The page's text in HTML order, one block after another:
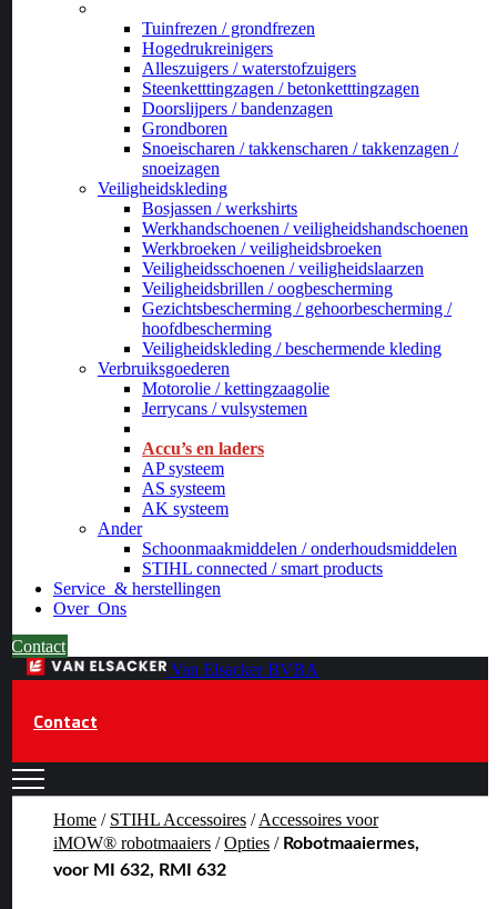
Tuinfrezen / grondfrezen
Hogedrukreinigers
Alleszuigers / waterstofzuigers
Steenketttingzagen / betonketttingzagen
Doorslijpers / bandenzagen
Grondboren
Snoeischaren / takkenscharen / takkenzagen /
snoeizagen
Veiligheidskleding
Bosjassen / werkshirts
Werkhandschoenen / veiligheidshandschoenen
Werkbroeken / veiligheidsbroeken
Veiligheidsschoenen / veiligheidslaarzen
Veiligheidsbrillen / oogbescherming
Gezichtsbescherming / gehoorbescherming /
hoofdbescherming
Veiligheidskleding / beschermende kleding
Verbruiksgoederen
Motorolie / kettingzaagolie
Jerrycans / vulsystemen
Accu’s en laders
AP systeem
AS systeem
AK systeem
Ander
Schoonmaakmiddelen / onderhoudsmiddelen
STIHL connected / smart products
Service & herstellingen
Over Ons
Contact
Van Elsacker BVBA
Contact
Home / STIHL Accessoires /Accessoires voor
iMOW® robotmaaiers /Opties / Robotmaaiermes,
voor MI 632, RMI 632